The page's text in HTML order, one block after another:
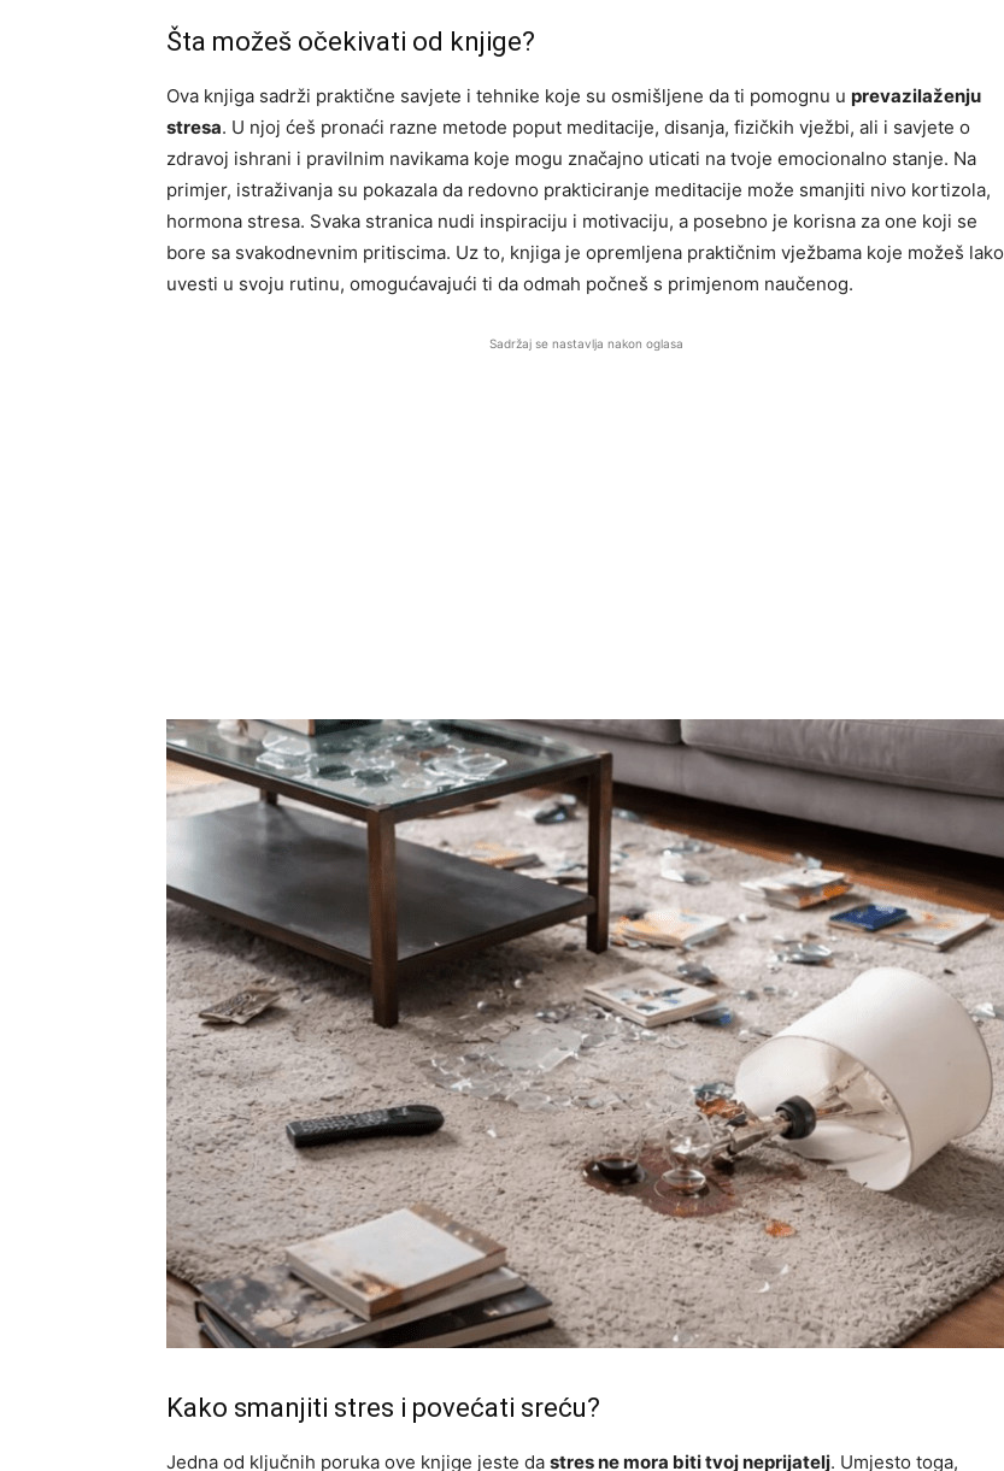
Šta možeš očekivati od knjige?
Ova knjiga sadrži praktične savjete i tehnike koje su osmišljene da ti pomognu u prevazilaženju
stresa. U njoj ćeš pronaći razne metode poput meditacije, disanja, fizičkih vježbi, ali i savjete o
zdravoj ishrani i pravilnim navikama koje mogu značajno uticati na tvoje emocionalno stanje. Na
primjer, istraživanja su pokazala da redovno prakticiranje meditacije može smanjiti nivo kortizola,
hormona stresa. Svaka stranica nudi inspiraciju i motivaciju, a posebno je korisna za one koji se
bore sa svakodnevnim pritiscima. Uz to, knjiga je opremljena praktičnim vježbama koje možeš lako
uvesti u svoju rutinu, omogućavajući ti da odmah počneš s primjenom naučenog.
Sadržaj se nastavlja nakon oglasa
Kako smanjiti stres i povećati sreću?
Jedna od ključnih poruka ove knjige jeste da stres ne mora biti tvoj neprijatelj. Umjesto toga,